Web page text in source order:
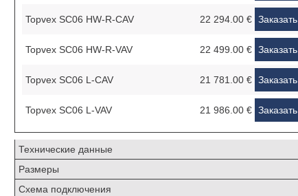
Topvex SC06 HW-R-CAV 22 294.00 € Заказать
Topvex SC06 HW-R-VAV 22 499.00 € Заказать
Topvex SC06 L-CAV 21 781.00 € Заказать
Topvex SC06 L-VAV 21 986.00 € Заказать
Технические данные
Размеры
Схема подключения